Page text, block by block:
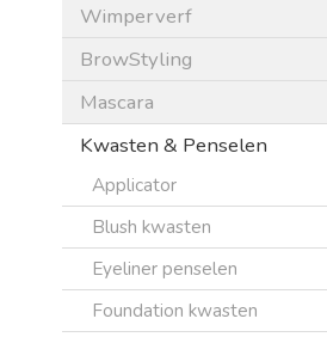
Wimperverf
BrowStyling
Mascara
Kwasten & Penselen
Applicator
Blush kwasten
Eyeliner penselen
Foundation kwasten